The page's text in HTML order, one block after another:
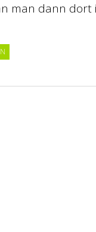
man dann dort